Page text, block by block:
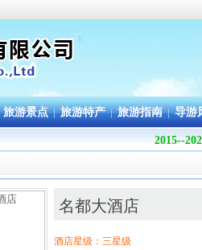
旅游景点 | 旅游特产 | 旅游指南 | 导游
2015--
名都大酒店
酒店星级：三星级